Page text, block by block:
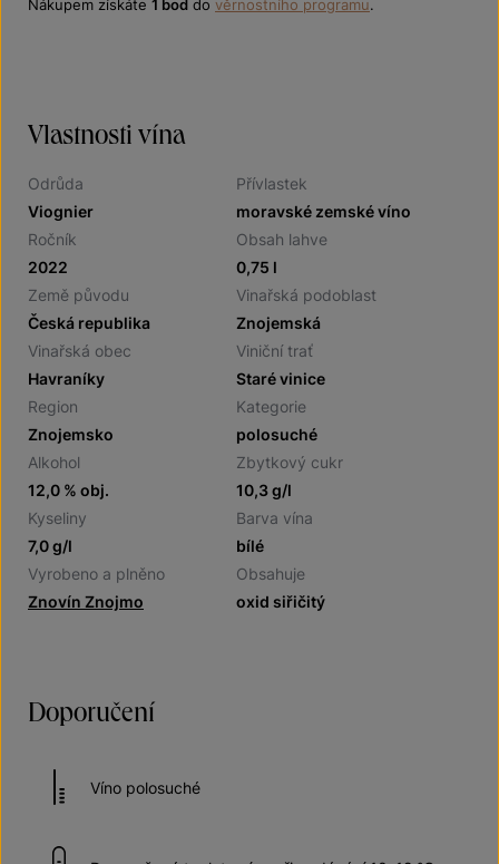
Nákupem získáte 1 bod do věrnostního programu.
Vlastnosti vína
Odrůda
Viognier
Přívlastek
moravské zemské víno
Ročník
2022
Obsah lahve
0,75 l
Země původu
Česká republika
Vinařská podoblast
Znojemská
Vinařská obec
Havraníky
Viniční trať
Staré vinice
Region
Znojemsko
Kategorie
polosuché
Alkohol
12,0 % obj.
Zbytkový cukr
10,3 g/l
Kyseliny
7,0 g/l
Barva vína
bílé
Vyrobeno a plněno
Znovín Znojmo
Obsahuje
oxid siřičitý
Doporučení
Víno polosuché